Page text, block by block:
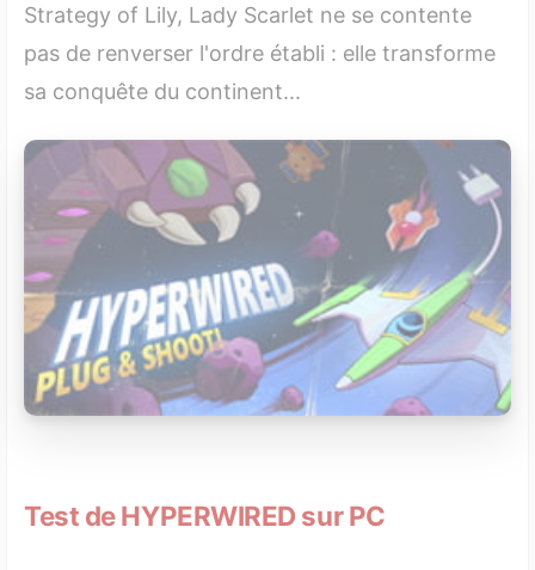
Strategy of Lily, Lady Scarlet ne se contente
pas de renverser l'ordre établi : elle transforme
sa conquête du continent...
Test de HYPERWIRED sur PC